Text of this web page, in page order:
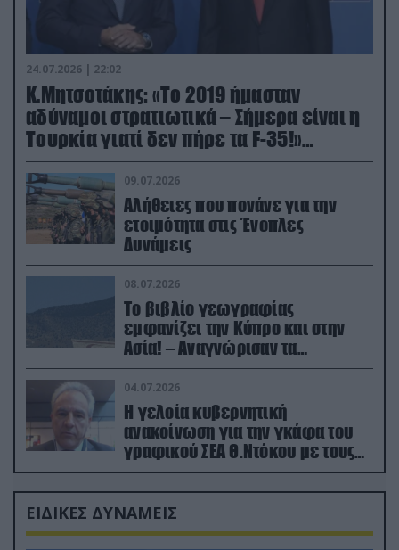
24.07.2026 | 22:02
Κ.Μητσοτάκης: «Το 2019 ήμασταν
αδύναμοι στρατιωτικά – Σήμερα είναι η
Τουρκία γιατί δεν πήρε τα F-35!»
(βίντεο)
09.07.2026
Αλήθειες που πονάνε για την
ετοιμότητα στις Ένοπλες
Δυνάμεις
08.07.2026
Το βιβλίο γεωγραφίας
εμφανίζει την Κύπρο και στην
Ασία! – Αναγνώρισαν τα
κατεχόμενα; (φωτο)
04.07.2026
Η γελοία κυβερνητική
ανακοίνωση για την γκάφα του
γραφικού ΣΕΑ Θ.Ντόκου με τους
Ρώσους φαρσέρ
ΕΙΔΙΚΕΣ ΔΥΝΑΜΕΙΣ